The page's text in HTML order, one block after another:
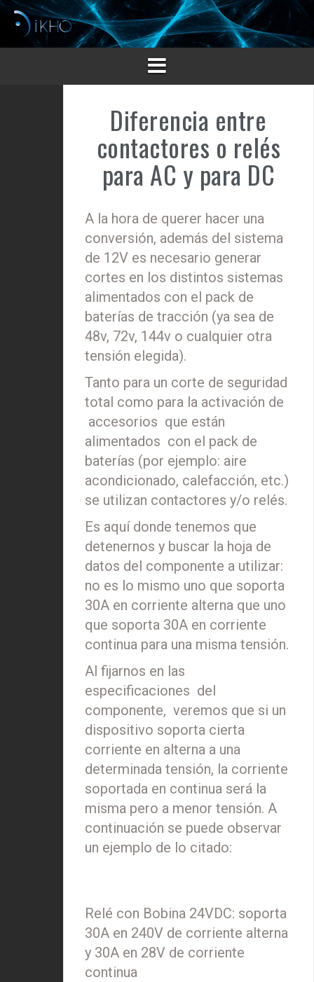
Saltar
contenido
Diferencia entre
contactores o relés
para AC y para DC
A la hora de querer hacer una
conversión, además del sistema
de 12V es necesario generar
cortes en los distintos sistemas
alimentados con el pack de
baterías de tracción (ya sea de
48v, 72v, 144v o cualquier otra
tensión elegida).
Tanto para un corte de seguridad
total como para la activación de
accesorios que están
alimentados con el pack de
baterías (por ejemplo: aire
acondicionado, calefacción, etc.)
se utilizan contactores y/o relés.
Es aquí donde tenemos que
detenernos y buscar la hoja de
datos del componente a utilizar:
no es lo mismo uno que soporta
30A en corriente alterna que uno
que soporta 30A en corriente
continua para una misma tensión.
Al fijarnos en las
especificaciones del
componente, veremos que si un
dispositivo soporta cierta
corriente en alterna a una
determinada tensión, la corriente
soportada en continua será la
misma pero a menor tensión. A
continuación se puede observar
un ejemplo de lo citado:
Relé con Bobina 24VDC: soporta
30A en 240V de corriente alterna
y 30A en 28V de corriente
continua